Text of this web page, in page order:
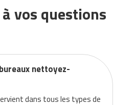
vos questions
nettoyez-
dans tous les types de